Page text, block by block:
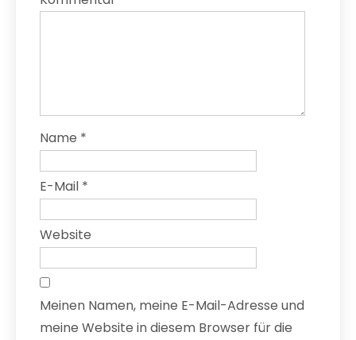
Name *
E-Mail *
Website
Meinen Namen, meine E-Mail-Adresse und
meine Website in diesem Browser für die